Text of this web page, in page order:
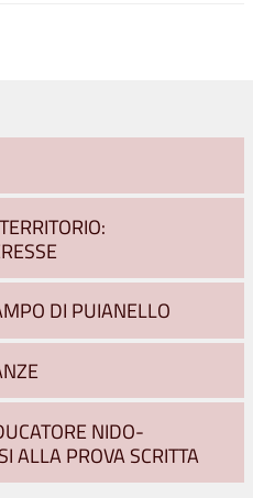
DI PUIANELLO
NIDO-
ALLA PROVA SCRITTA